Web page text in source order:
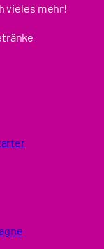
vieles mehr!